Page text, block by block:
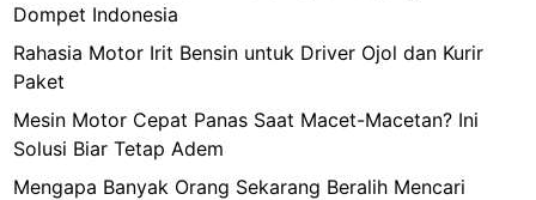
Dompet Indonesia
Rahasia Motor Irit Bensin untuk Driver Ojol dan Kurir
Paket
Mesin Motor Cepat Panas Saat Macet-Macetan? Ini
Solusi Biar Tetap Adem
Mengapa Banyak Orang Sekarang Beralih Mencari